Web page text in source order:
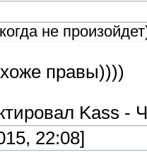
не
правы))))
Kass -
22:08]